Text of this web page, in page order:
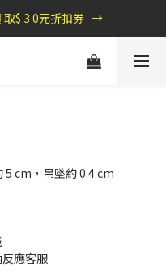
贈『自粘式多功能包巾』
取$ 3 0元折扣券   →
贈『自粘式多功能包巾』
5 cm，吊墜約 0.4 cm
應客服